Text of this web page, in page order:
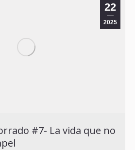
22
2025
#7- La vida que no